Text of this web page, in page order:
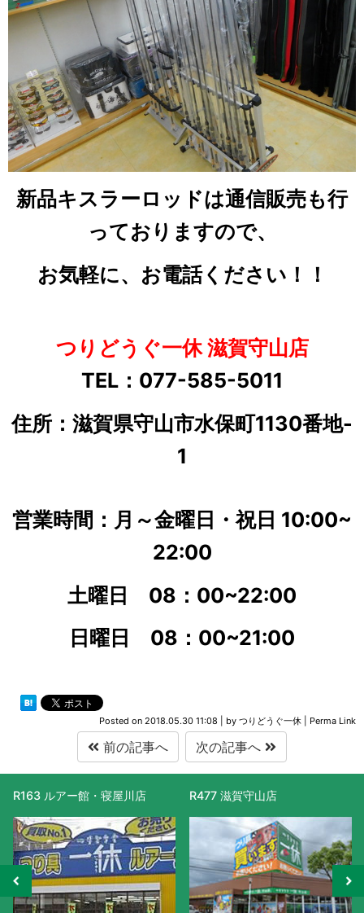
新品キスラーロッドは通信販売も行
っておりますので、
お気軽に、お電話ください！！
つりどうぐ一休 滋賀守山店
TEL：077-585-5011
住所：滋賀県守山市水保町1130番地-
1
営業時間：月～金曜日・祝日 10:00~
22:00
土曜日 08：00~22:00
日曜日 08：00~21:00
Posted on 2018.05.30 11:08 by つりどうぐ一休 Perma Link
前の記事へ 次の記事へ
R163 ルアー館・寝屋川店 R477 滋賀守山店